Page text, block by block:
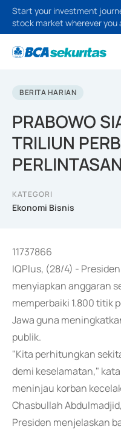
Start your investment
stock market wherever you
BERITA HARIAN
PRABOWO
TRILIUN
KATEGORI
Ekonomi Bisnis
11737866
IQPlus, (28/4) -
menyiapkan anggaran
memperbaiki 1.800 titik
Jawa guna
publik.
"Kita perhitungkan
demi keselamatan,"
meninjau korban
Chasbullah
Presiden menjelaskan